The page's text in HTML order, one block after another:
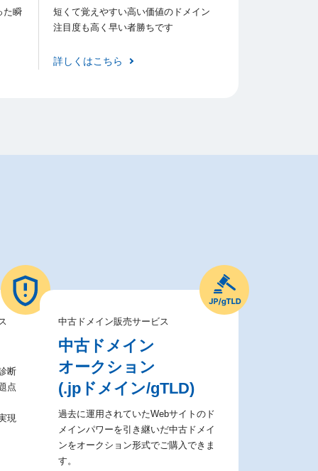
た瞬
短くて覚えやすい高い価値のドメイン
注目度も高く早い者勝ちです
詳しくはこちら
断
点
現
中古ドメイン販売サービス
中古ドメイン
オークション
(.jpドメイン/gTLD)
過去に運用されていたWebサイトのド
メインパワーを引き継いだ中古ドメイ
ンをオークション形式でご購入できま
す。